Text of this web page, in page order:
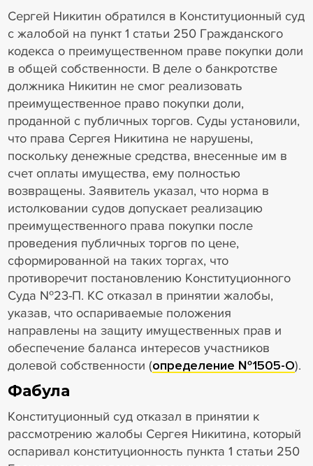
Сергей Никитин обратился в Конституционный суд
с жалобой на пункт 1 статьи 250 Гражданского
кодекса о преимущественном праве покупки доли
в общей собственности. В деле о банкротстве
должника Никитин не смог реализовать
преимущественное право покупки доли,
проданной с публичных торгов. Суды установили,
что права Сергея Никитина не нарушены,
поскольку денежные средства, внесенные им в
счет оплаты имущества, ему полностью
возвращены. Заявитель указал, что норма в
истолковании судов допускает реализацию
преимущественного права покупки после
проведения публичных торгов по цене,
сформированной на таких торгах, что
противоречит постановлению Конституционного
Суда №23-П. КС отказал в принятии жалобы,
указав, что оспариваемые положения
направлены на защиту имущественных прав и
обеспечение баланса интересов участников
долевой собственности (определение №1505-О).
Фабула
Конституционный суд отказал в принятии к
рассмотрению жалобы Сергея Никитина, который
оспаривал конституционность пункта 1 статьи 250